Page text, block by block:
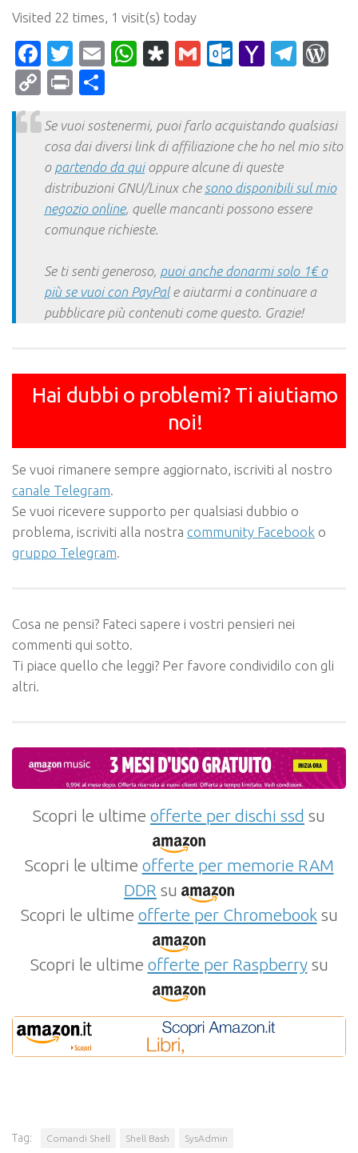
Visited 22 times, 1 visit(s) today
Facebook
Twitter
EmailWhatsApp
Diaspora
Gmail Yahoo
CopyPrint
Se vuoi sostenermi, puoi farlo acquistando qualsiasi
cosa dai diversi link di affiliazione che ho nel mio sito
o partendo da quioppure alcune di queste
distribuzioni GNU/Linux che sono disponibili sul mio
negozio online, quelle mancanti possono essere
comunque richieste.
Se ti senti generoso, puoi anche donarmi solo 1€ o
più se vuoi con PayPale aiutarmi a continuare a
pubblicare più contenuti come questo. Grazie!
Hai dubbi o problemi? Ti aiutiamo
noi!
Se vuoi rimanere sempre aggiornato, iscriviti al nostro
canale Telegram.
Se vuoi ricevere supporto per qualsiasi dubbio o
problema, iscriviti alla nostra community Facebook o
gruppo Telegram.
Cosa ne pensi? Fateci sapere i vostri pensieri nei
commenti qui sotto.
Ti piace quello che leggi? Per favore condividilo con gli
altri.
Scopri le ultime offerte per dischi ssd su
Scopri le ultime offerte per memorie RAM
DDR su
Scopri le ultime offerte per Chromebooksu
Scopri le ultime offerte per Raspberrysu
Tag: Comandi Shell Shell Bash SysAdmin